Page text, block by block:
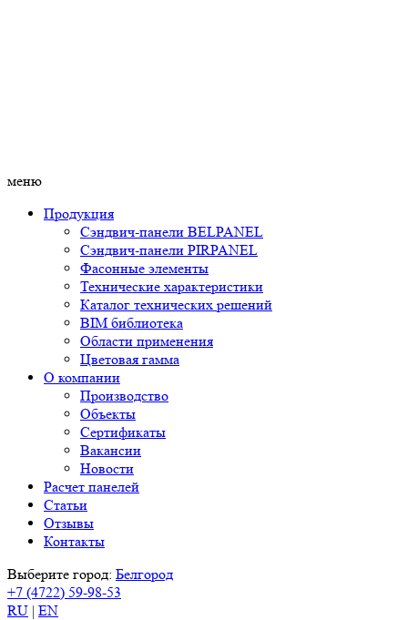
меню
Продукция
Сэндвич-панели BELPANEL
Сэндвич-панели PIRPANEL
Фасонные элементы
Технические характеристики
Каталог технических решений
BIM библиотека
Области применения
Цветовая гамма
О компании
Производство
Объекты
Сертификаты
Вакансии
Новости
Расчет панелей
Статьи
Отзывы
Контакты
Выберите город: Белгород
+7 (4722) 59-98-53
RU | EN